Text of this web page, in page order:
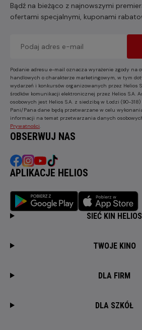
Bądź na bieżąco z najnowszymi
ofertami specjalnymi, kuponami
Podanie adresu e-mail oznacza wyrażenie zgody na
handlowych o charakterze marketingowym, w tym
wydarzeń i konkursów organizowanych przez Helios
środków komunikacji elektronicznej przez Helios S.A.
osobowych jest Helios S.A. z siedzibą w Łodzi (90-
Pani/Pana dane będą przetwarzane w celu
informacji na temat przetwarzania danych
Prywatności
OBSERWUJ NAS
APLIKACJE HELIOS
SIEĆ KIN HELIOS
TWOJE KINO
DLA FIRM
DLA SZKÓŁ